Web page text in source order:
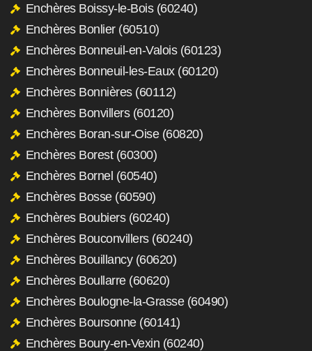
Enchères Boissy-le-Bois (60240)
Enchères Bonlier (60510)
Enchères Bonneuil-en-Valois (60123)
Enchères Bonneuil-les-Eaux (60120)
Enchères Bonnières (60112)
Enchères Bonvillers (60120)
Enchères Boran-sur-Oise (60820)
Enchères Borest (60300)
Enchères Bornel (60540)
Enchères Bosse (60590)
Enchères Boubiers (60240)
Enchères Bouconvillers (60240)
Enchères Bouillancy (60620)
Enchères Boullarre (60620)
Enchères Boulogne-la-Grasse (60490)
Enchères Boursonne (60141)
Enchères Boury-en-Vexin (60240)